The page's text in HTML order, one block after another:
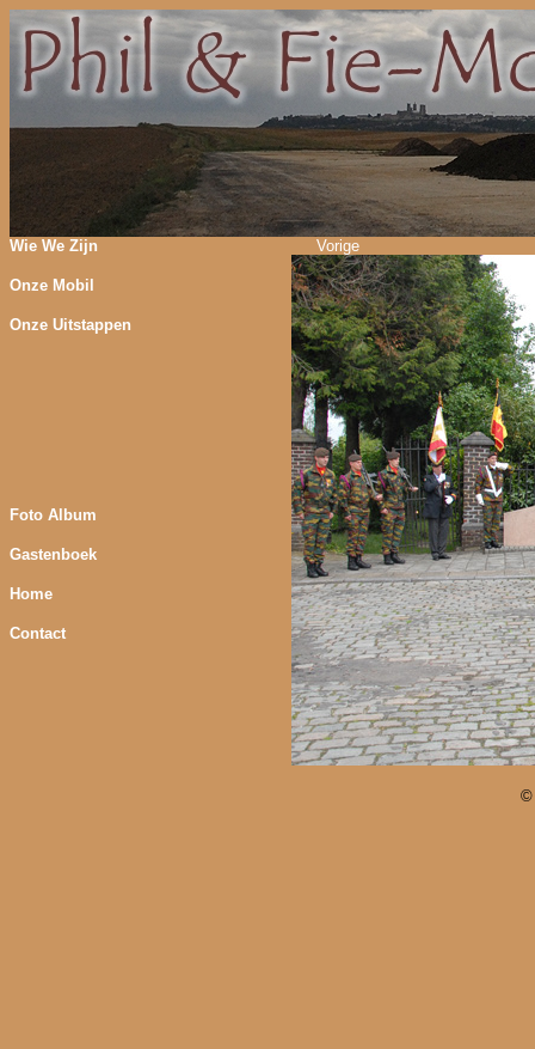
Wie We Zijn
Onze Mobil
Onze Uitstappen
Foto Album
Gastenboek
Home
Contact
Vorige
©